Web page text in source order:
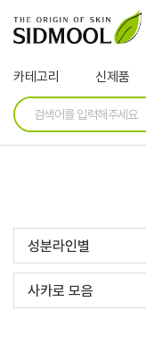
카테고리 신제품
성분라인별
사카로 모음